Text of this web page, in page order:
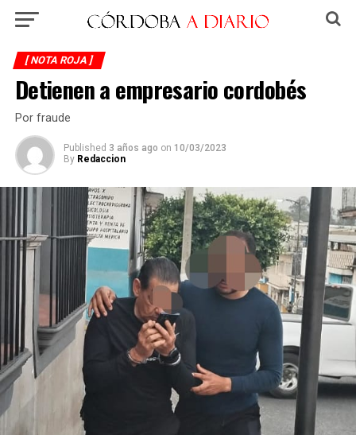
[ NOTA ROJA ]
Detienen a empresario cordobés
Por fraude
Published 3 años ago on 10/03/2023
By Redaccion